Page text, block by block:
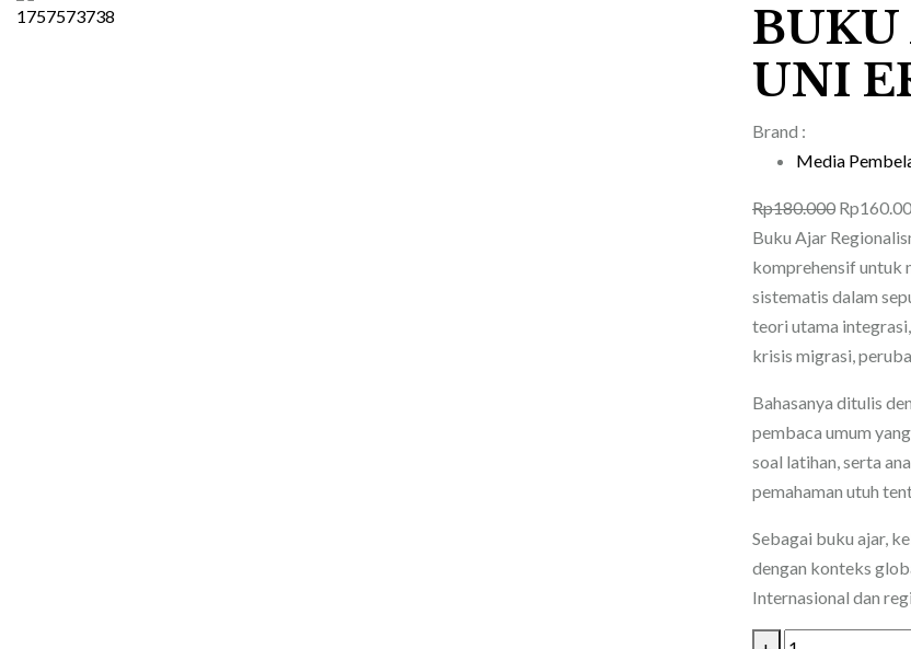
BUKU
UNI
Brand :
Media
Rp180.000 Harga
aslinya
adalah:
Rp
Buku Ajar
komprehensif untuk
sistematis dalam
teori utama
krisis migrasi,
Bahasanya ditulis
pembaca umum
soal latihan, serta
pemahaman utuh
Sebagai buku ajar,
dengan konteks
Internasional dan
Kuantitas